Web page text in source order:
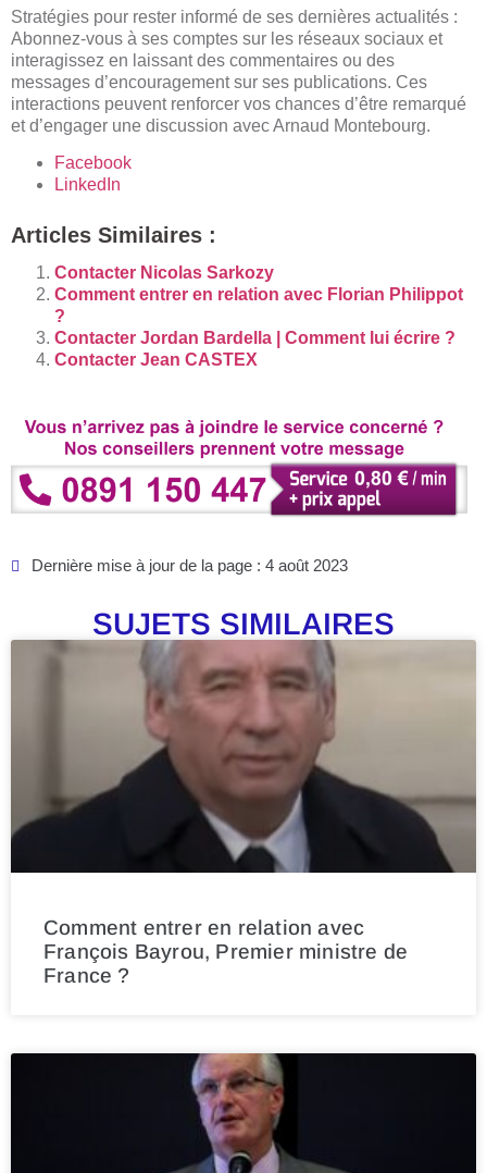
Stratégies pour rester informé de ses dernières actualités :
Abonnez-vous à ses comptes sur les réseaux sociaux et
interagissez en laissant des commentaires ou des
messages d’encouragement sur ses publications. Ces
interactions peuvent renforcer vos chances d’être remarqué
et d’engager une discussion avec Arnaud Montebourg.
Facebook
LinkedIn
Articles Similaires :
Contacter Nicolas Sarkozy
Comment entrer en relation avec Florian Philippot
?
Contacter Jordan Bardella | Comment lui écrire ?
Contacter Jean CASTEX
Dernière mise à jour de la page : 4 août 2023
SUJETS SIMILAIRES
Comment entrer en relation avec
François Bayrou, Premier ministre de
France ?